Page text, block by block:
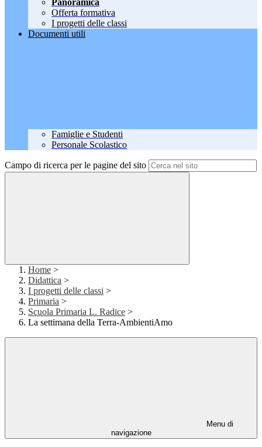
Panoramica
Offerta formativa
I progetti delle classi
Documenti utili
Famiglie e Studenti
Personale Scolastico
Campo di ricerca per le pagine del sito
Home >
Didattica >
I progetti delle classi >
Primaria >
Scuola Primaria L. Radice >
La settimana della Terra-AmbientiAmo
Menu di
navigazione